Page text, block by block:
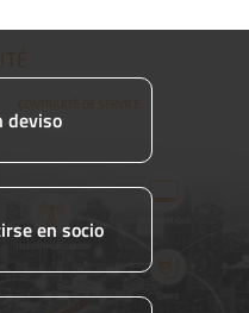
deviso
en socio